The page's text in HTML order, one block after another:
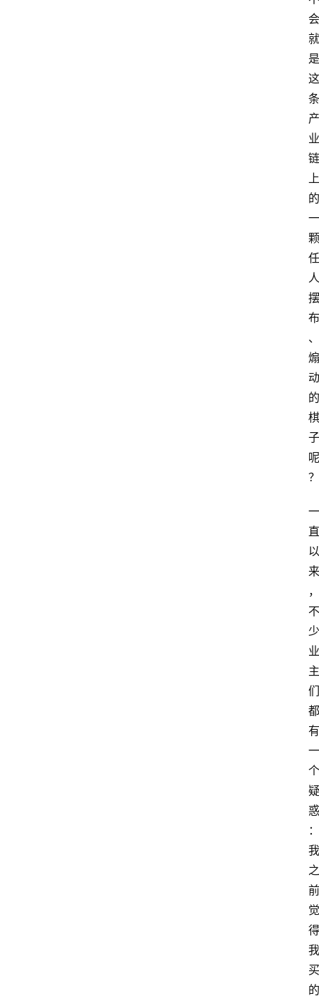
会
就
是
这
条
产
业
链
上
的
一
颗
任
人
摆
布
、
煽
动
的
棋
子
呢
？
一
直
以
来
，
不
少
业
主
们
都
有
一
个
疑
惑
：
我
之
前
觉
得
我
买
的